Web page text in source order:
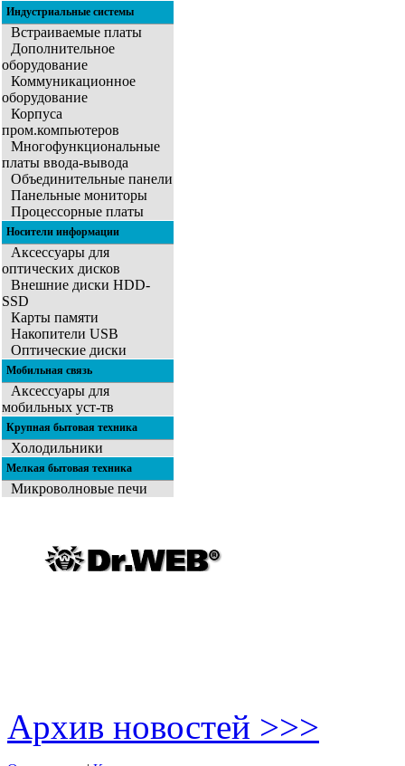
Индустриальные системы
Встраиваемые платы
Дополнительное
оборудование
Коммуникационное
оборудование
Корпуса
пром.компьютеров
Многофункциональные
платы ввода-вывода
Объединительные панели
Панельные мониторы
Процессорные платы
Носители информации
Аксессуары для
оптических дисков
Внешние диски HDD-
SSD
Карты памяти
Накопители USB
Оптические диски
Мобильная связь
Аксессуары для
мобильных уст-тв
Крупная бытовая техника
Холодильники
Мелкая бытовая техника
Микроволновые печи
Архив новостей >>>